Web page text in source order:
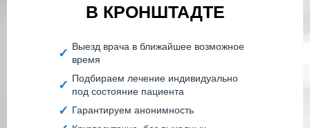
В КРОНШТАДТЕ
Выезд врача в ближайшее возможное
время
Подбираем лечение индивидуально
под состояние пациента
Гарантируем анонимность